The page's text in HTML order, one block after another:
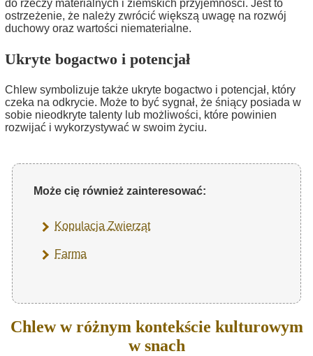
do rzeczy materialnych i ziemskich przyjemności. Jest to
ostrzeżenie, że należy zwrócić większą uwagę na rozwój
duchowy oraz wartości niematerialne.
Ukryte bogactwo i potencjał
Chlew symbolizuje także ukryte bogactwo i potencjał, który
czeka na odkrycie. Może to być sygnał, że śniący posiada w
sobie nieodkryte talenty lub możliwości, które powinien
rozwijać i wykorzystywać w swoim życiu.
Może cię również zainteresować:
Kopulacja Zwierząt
Farma
Chlew w różnym kontekście kulturowym
w snach